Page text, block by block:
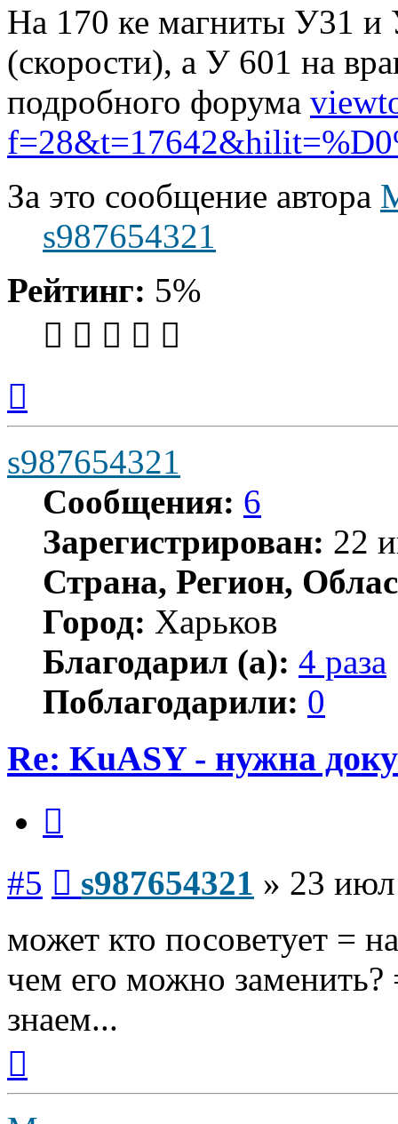
На 170 ке магниты У31 и
(скорости), а У 601 на
подробного форума
За это сообщение автора
s987654321
Рейтинг: 5%
началу
s987654321
Сообщения: 6
Зарегистрирован: 22
Страна, Регион,
Город: Харьков
Благодарил (а): 4 раза
Поблагодарили: 0
Re: KuASY - нужна
#5 s987654321 » 23
может кто посоветует =
чем его можно заменить?
знаем...
началу